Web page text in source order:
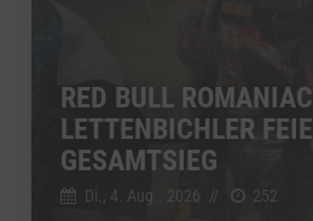
RED BULL
LETTENBICHLER
GESAMTSIEG
Di., 4. Aug.. 2026 // 252